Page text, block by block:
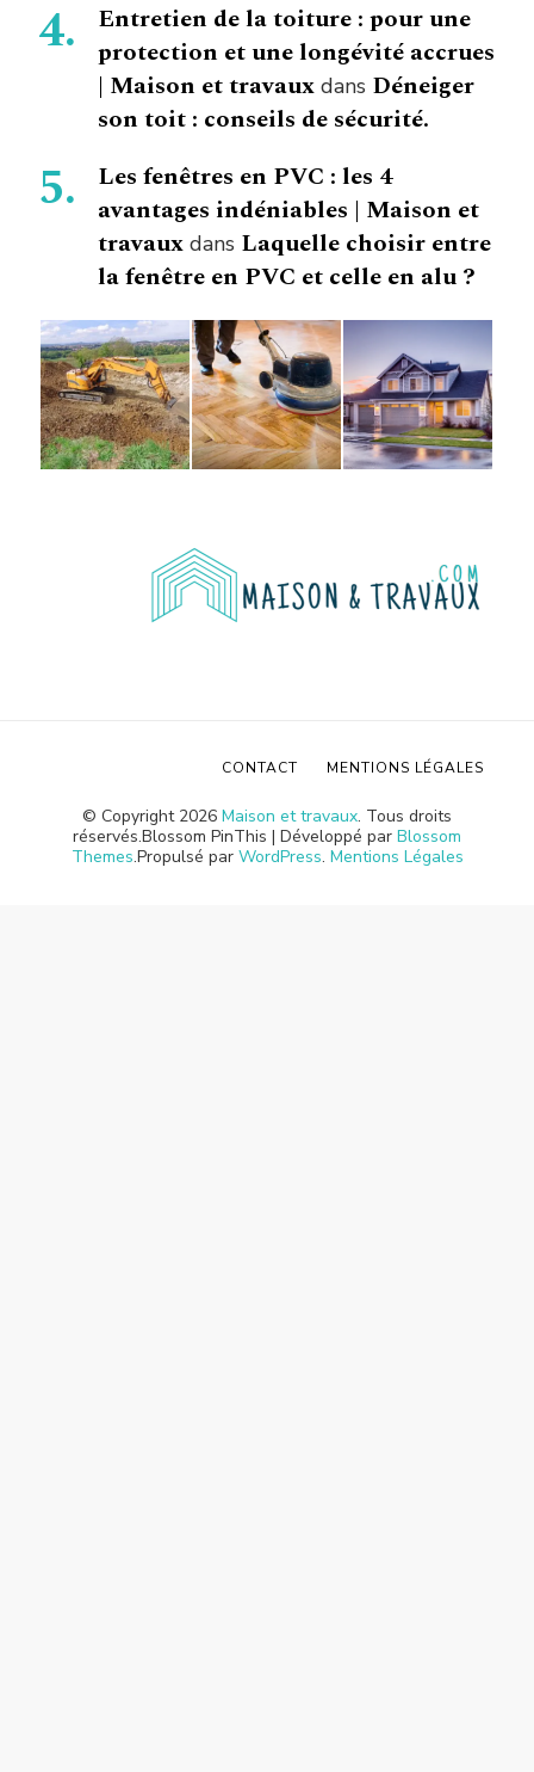
Entretien de la toiture : pour une
protection et une longévité accrues
| Maison et travaux dans Déneiger
son toit : conseils de sécurité.
Les fenêtres en PVC : les 4
avantages indéniables | Maison et
travaux dans Laquelle choisir entre
la fenêtre en PVC et celle en alu ?
© Copyright 2026 Maison et travaux. Tous droits
réservés.Blossom PinThis | Développé par Blossom
Themes.Propulsé par WordPress. Mentions Légales
CONTACT MENTIONS LÉGALES